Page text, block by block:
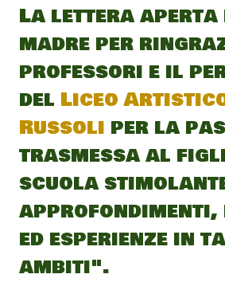
La lettera aperta
madre per
professori e il
del Liceo
Russoli per la
trasmessa al
scuola
ed esperienze in
ambiti".